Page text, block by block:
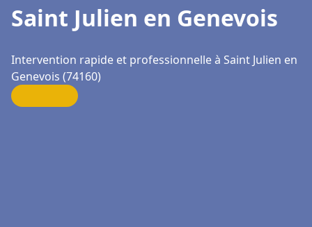
Saint Julien en Genevois
Intervention rapide et professionnelle à Saint Julien en
Genevois (74160)